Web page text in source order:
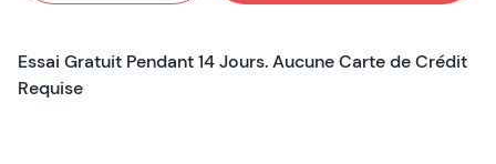
Essai Gratuit Pendant 14 Jours. Aucune Carte de Crédit
Requise